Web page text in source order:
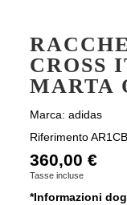
CROSS
MARTA
Marca: adidas
Riferimento
360,00 €
Tasse incluse
*Informazioni